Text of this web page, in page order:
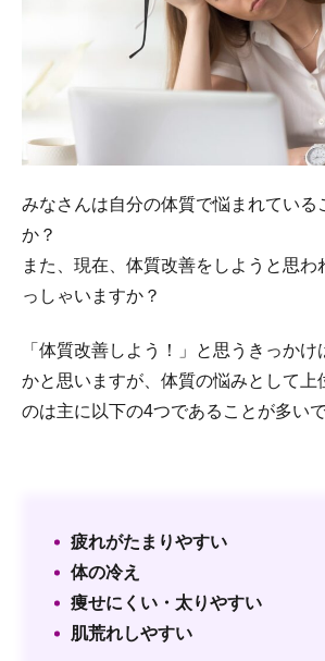
みなさんは自分の体質で悩まれている
か？
また、現在、体質改善をしようと思わ
っしゃいますか？
「体質改善しよう！」と思うきっかけ
かと思いますが、体質の悩みとして上
のは主に以下の4つであることが多いで
疲れがたまりやすい
体の冷え
痩せにくい・太りやすい
肌荒れしやすい